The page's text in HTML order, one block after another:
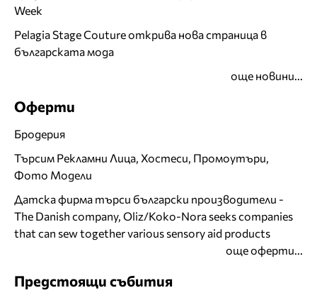
Week
Pelagia Stage Couture открива нова страница в
българската мода
още новини...
Оферти
Бродерия
Търсим Рекламни Лица, Хостеси, Промоутъри,
Фото Модели
Датска фирма търси български производители -
The Danish company, Oliz/Koko-Nora seeks companies
that can sew together various sensory aid products
още оферти...
Предстоящи събития